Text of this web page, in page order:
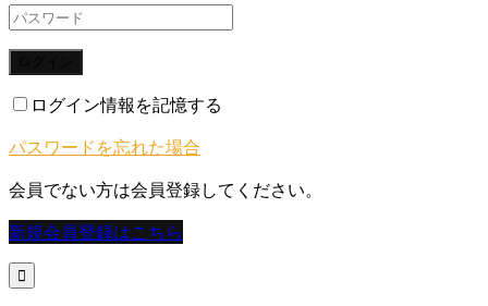
ログイン情報を記憶する
パスワードを忘れた場合
会員でない方は会員登録してください。
新規会員登録はこちら
